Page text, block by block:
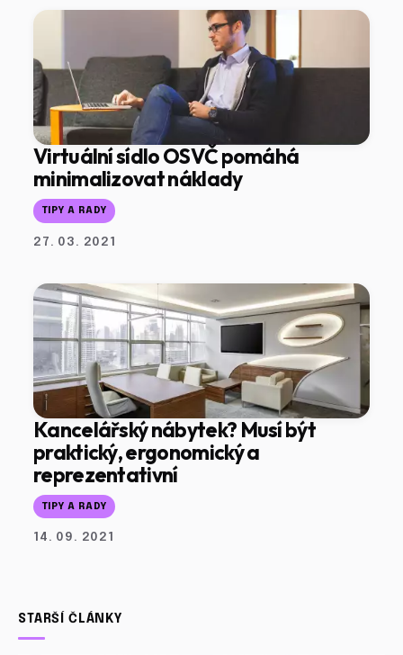
Virtuální sídlo OSVČ pomáhá
minimalizovat náklady
TIPY A RADY
27. 03. 2021
Kancelářský nábytek? Musí být
praktický, ergonomický a
reprezentativní
TIPY A RADY
14. 09. 2021
STARŠÍ ČLÁNKY